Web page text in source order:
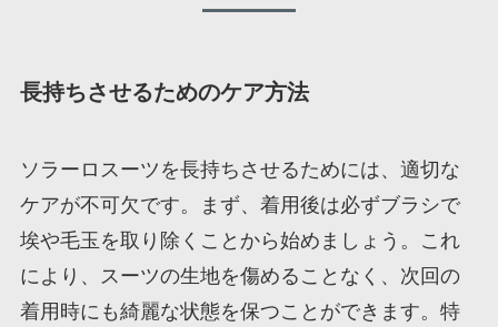
長持ちさせるためのケア方法
ソラーロスーツを長持ちさせるためには、適切な
ケアが不可欠です。まず、着用後は必ずブラシで
埃や毛玉を取り除くことから始めましょう。これ
により、スーツの生地を傷めることなく、次回の
着用時にも綺麗な状態を保つことができます。特